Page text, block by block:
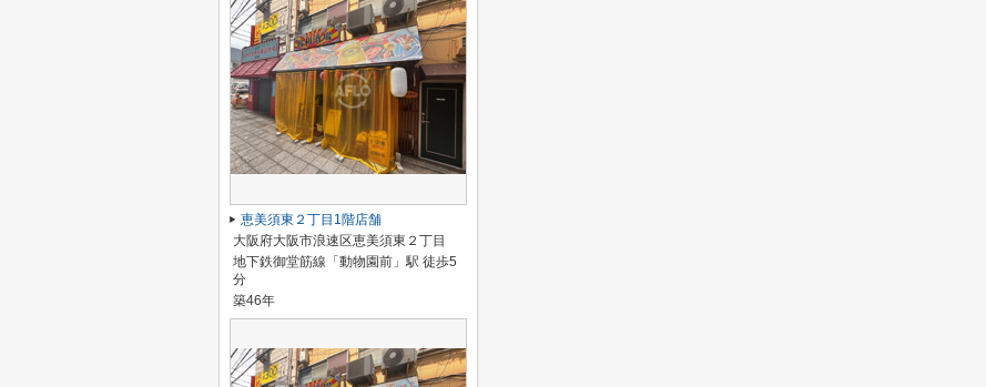
恵美須東２丁目1階店舗
大阪府大阪市浪速区恵美須東２丁目
地下鉄御堂筋線「動物園前」駅 徒歩5
分
築46年